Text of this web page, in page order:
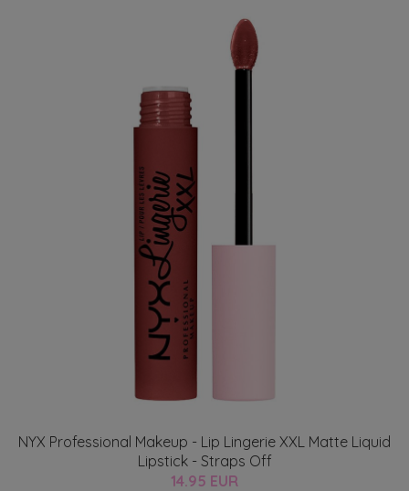
NYX Professional Makeup - Lip Lingerie XXL Matte Liquid
Lipstick - Straps Off
14.95 EUR